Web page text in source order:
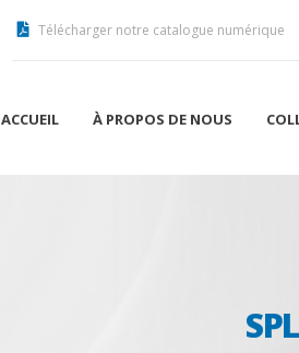
Télécharger notre catalogue numérique
ACCUEIL À PROPOS DE NOUS